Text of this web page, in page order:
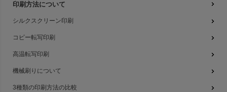
印刷方法について
シルクスクリーン印刷
コピー転写印刷
高温転写印刷
機械刷りについて
3種類の印刷方法の比較